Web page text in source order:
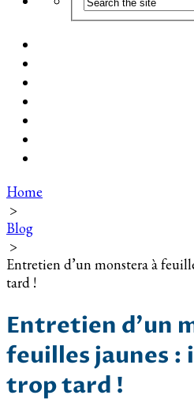
Home
>
Blog
>
Entretien d’un monstera à
tard !
Entretien d’un
feuilles jaunes :
trop tard !